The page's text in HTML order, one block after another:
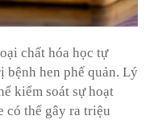
chất hóa học tự
bệnh hen phế quản. Lý
kiểm soát sự hoạt
có thể gây ra triệu